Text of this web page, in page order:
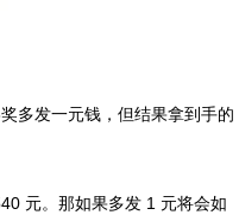
多发一元钱，但结果拿到手的
元。那如果多发 1 元将会如